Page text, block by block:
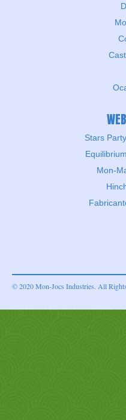
Stars
Mon-
© 2020 Mon-Jocs Industries. All